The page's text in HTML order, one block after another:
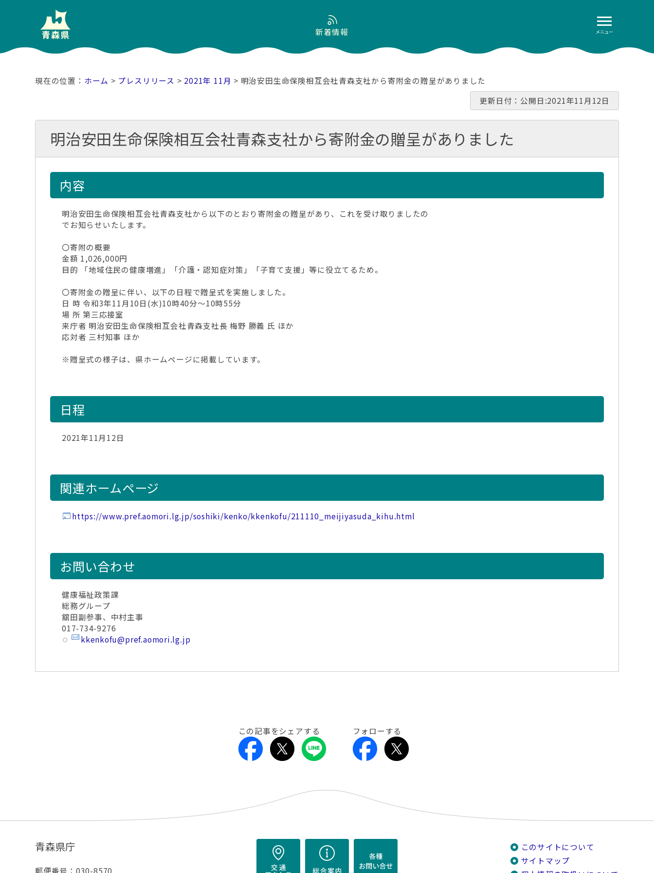
メニュー
新着情報
ホーム > プレスリリース > 2021年 11月 > 明治安田生命保険相互会社青森支社から寄附金の贈呈がありました
更新日付：公開日:2021年11月12日
明治安田生命保険相互会社青森支社から寄附金の贈呈がありました
内容
明治安田生命保険相互会社青森支社から以下のとおり寄附金の贈呈があり、これを受け取りましたの
でお知らせいたします。
〇寄附の概要
金額 1,026,000円
目的 「地域住民の健康増進」「介護・認知症対策」「子育て支援」等に役立てるため。
〇寄附金の贈呈に伴い、以下の日程で贈呈式を実施しました。
日 時 令和3年11月10日(水)10時40分～10時55分
場 所 第三応接室
来庁者 明治安田生命保険相互会社青森支社長 梅野 勝義 氏 ほか
応対者 三村知事 ほか
※贈呈式の様子は、県ホームページに掲載しています。
日程
2021年11月12日
関連ホームページ
https://www.pref.aomori.lg.jp/soshiki/kenko/kkenkofu/211110_meijiyasuda_kihu.html
お問い合わせ
健康福祉政策課
総務グループ
舘田副参事、中村主事
017-734-9276
kkenkofu@pref.aomori.lg.jp
この記事をシェアする フォローする
青森県庁
このサイトについて
サイトマップ